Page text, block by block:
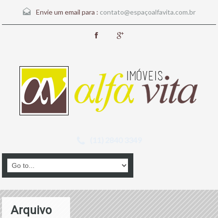
Envie um email para : contato@espaçoalfavita.com.br
Arquivo